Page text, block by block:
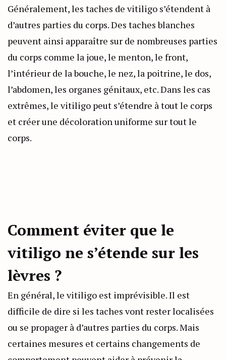
Généralement, les taches de vitiligo s’étendent à
d’autres parties du corps. Des taches blanches
peuvent ainsi apparaître sur de nombreuses parties
du corps comme la joue, le menton, le front,
l’intérieur de la bouche, le nez, la poitrine, le dos,
l’abdomen, les organes génitaux, etc. Dans les cas
extrêmes, le vitiligo peut s’étendre à tout le corps
et créer une décoloration uniforme sur tout le
corps.
Comment éviter que le
vitiligo ne s’étende sur les
lèvres ?
En général, le vitiligo est imprévisible. Il est
difficile de dire si les taches vont rester localisées
ou se propager à d’autres parties du corps. Mais
certaines mesures et certains changements de